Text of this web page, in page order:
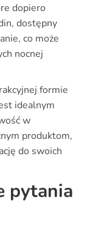
dopiero
dostępny
co może
nocnej
formie
idealnym
w
produktom,
do swoich
pytania